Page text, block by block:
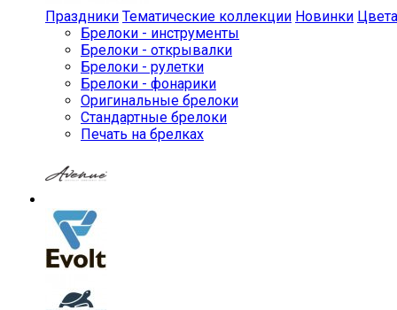
Праздники Тематические коллекции Новинки Цвета
Брелоки - инструменты
Брелоки - открывалки
Брелоки - рулетки
Брелоки - фонарики
Оригинальные брелоки
Стандартные брелоки
Печать на брелках